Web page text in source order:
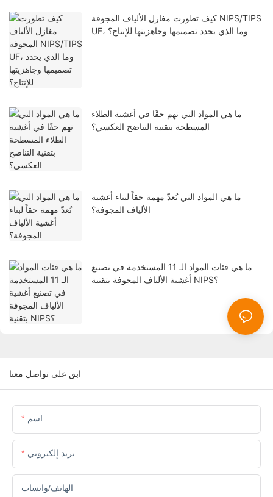
كيف تطورت مغازل الألياف المجوفة NIPS/TIPS
UF، وما الذي يحدد تصميمها وجاهزيتها للإنتاج؟
ما هي المواد التي تهم حقًا في أغشية الطلاء
المسطحة بتقنية التناضح العكسي؟
ما هي المواد التي تُعدّ مهمة حقاً لبناء أغشية
الألياف المجوفة؟
ما هي فئات المواد الـ 11 المستخدمة في تصنيع
أغشية الألياف المجوفة بتقنية NIPS؟
ابق على تواصل معنا
اسم
بريد إلكتروني
الهاتف/واتساب